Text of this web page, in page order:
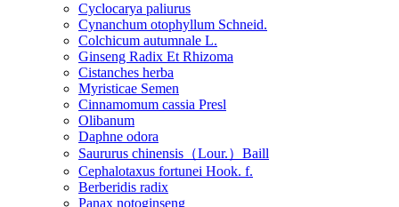
Cyclocarya paliurus
Cynanchum otophyllum Schneid.
Colchicum autumnale L.
Ginseng Radix Et Rhizoma
Cistanches herba
Myristicae Semen
Cinnamomum cassia Presl
Olibanum
Daphne odora
Saururus chinensis（Lour.）Baill
Cephalotaxus fortunei Hook. f.
Berberidis radix
Panax notoginseng